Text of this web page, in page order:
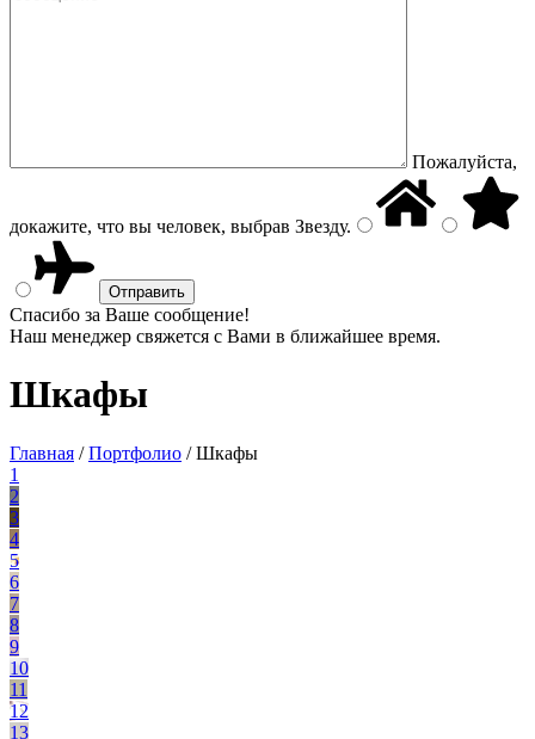
Пожалуйста,
докажите, что вы человек, выбрав Звезду.
Спасибо за Ваше сообщение!
Наш менеджер свяжется с Вами в ближайшее время.
Шкафы
Главная /Портфолио /Шкафы
1
2
3
4
5
6
7
8
9
10
11
12
13